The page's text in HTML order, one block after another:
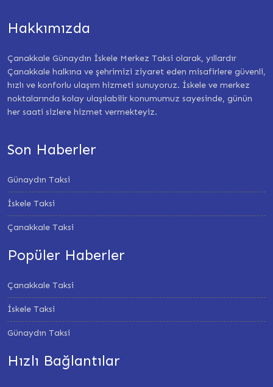
Hakkımızda
Çanakkale Günaydın İskele Merkez Taksi olarak, yıllardır
Çanakkale halkına ve şehrimizi ziyaret eden misafirlere güvenli,
hızlı ve konforlu ulaşım hizmeti sunuyoruz. İskele ve merkez
noktalarında kolay ulaşılabilir konumumuz sayesinde, günün
her saati sizlere hizmet vermekteyiz.
Son Haberler
Günaydın Taksi
İskele Taksi
Çanakkale Taksi
Popüler Haberler
Çanakkale Taksi
İskele Taksi
Günaydın Taksi
Hızlı Bağlantılar